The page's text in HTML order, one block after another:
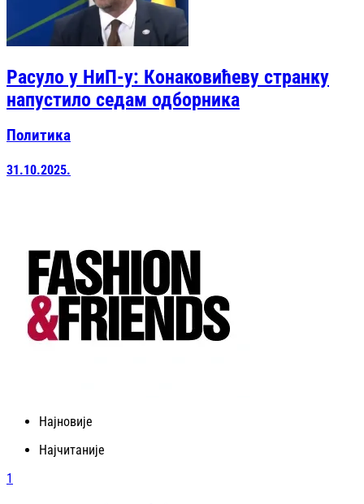
Расуло у НиП-у: Конаковићеву странку
напустило седам одборника
Политика
31.10.2025.
Најновије
Најчитаније
1